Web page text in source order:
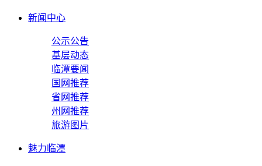
新闻中心
公示公告
基层动态
临潭要闻
国网推荐
省网推荐
州网推荐
旅游图片
魅力临潭